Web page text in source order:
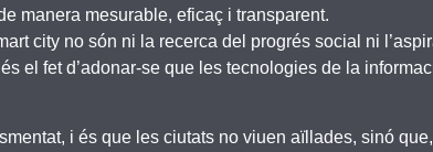
manera mesurable, eficaç i transparent.
city no són ni la recerca del progrés social ni
el fet d’adonar-se que les tecnologies de la
i és que les ciutats no viuen aïllades, sinó